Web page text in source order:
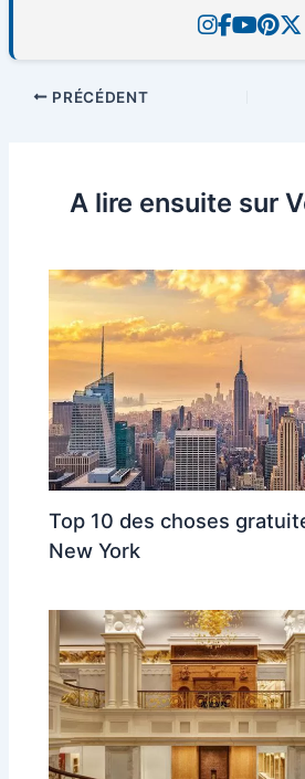
PRÉCÉDENT
A lire ensuite sur
Top 10 des choses
New York